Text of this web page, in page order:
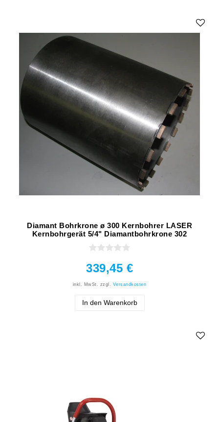
Diamant Bohrkrone ø 300 Kernbohrer LASER
Kernbohrgerät 5/4" Diamantbohrkrone 302
339,45 €
inkl. MwSt. zzgl. Versandkosten
In den Warenkorb